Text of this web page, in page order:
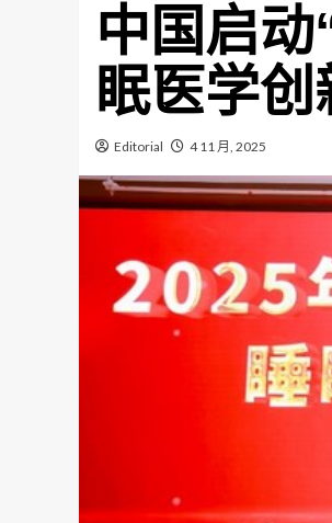
中国启
眠医学
Editorial 4 11 月, 2025